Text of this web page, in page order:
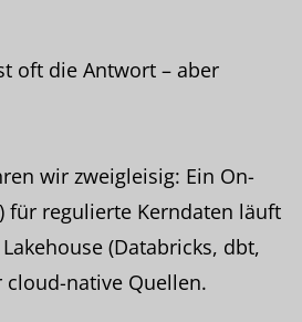
oft die Antwort – aber
wir zweigleisig: Ein On-
für regulierte Kerndaten läuft
(Databricks, dbt,
native Quellen.